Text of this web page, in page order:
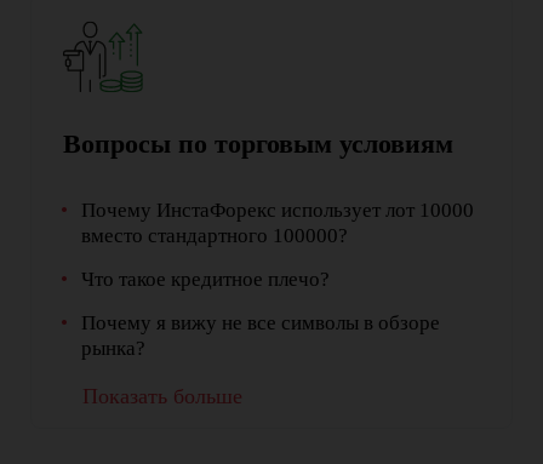
Вопросы по торговым условиям
Почему ИнстаФорекс использует лот 10000
вместо стандартного 100000?
Что такое кредитное плечо?
Почему я вижу не все символы в обзоре
рынка?
Показать больше